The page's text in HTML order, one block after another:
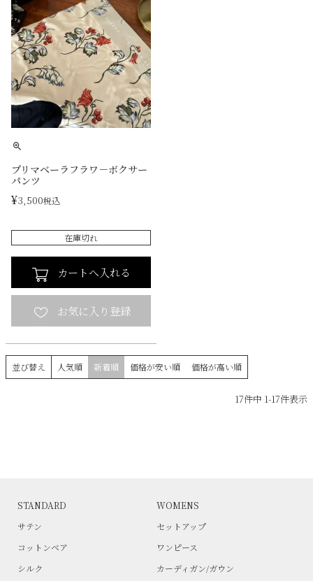
プリマベーラフラワ－ボクサー
パンツ
¥3,500税込
在庫切れ
カートへ入れる
並び替え 人気順 新着順 価格が安い順 価格が高い順
17件中 1-17件表示
STANDARD
サテン
コットンベア
シルク
WOMENS
セットアップ
ワンピース
カーディガン/ガウン